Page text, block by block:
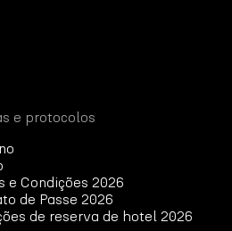
e protocolos
e Condições 2026
de Passe 2026
de reserva de hotel 2026